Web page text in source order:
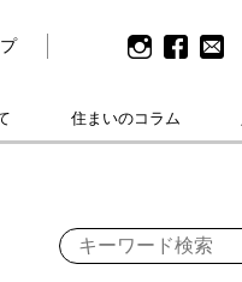
住まいのコラム